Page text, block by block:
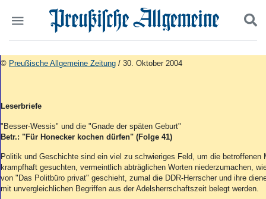
Politik
Leben
Geschichte
Ostpreußen
Pommern
Berlin-Brandenburg
Schlesien
Suchen und finden
© Preußische Allgemeine Zeitung / 30. Oktober 2004
Leserbriefe
"Besser-Wessis" und die "Gnade der späten Geburt"
Betr.: "Für Honecker kochen dürfen" (Folge 41)
Politik und Geschichte sind ein viel zu schwieriges Feld, um die betroffenen
krampfhaft gesuchten, vermeintlich abträglichen Worten niederzumachen,
von "Das Politbüro privat" geschieht, zumal die DDR-Herrscher und ihre
mit unvergleichlichen Begriffen aus der Adelsherrschaftszeit belegt werden.